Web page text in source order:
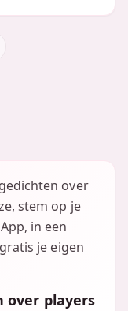
over
stem op je
in een
je eigen
over players